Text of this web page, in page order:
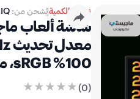
نفدت الكميةيُشحن من:
100% sRGB، متوافقة مع G-SYNC وFreeSync
(
0
)